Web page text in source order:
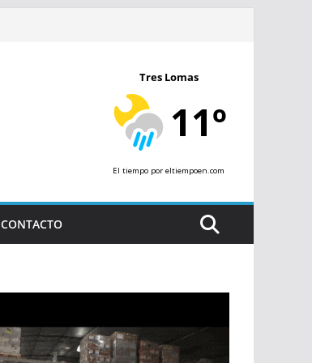
Tres Lomas
11º
El tiempo por eltiempoen.com
CONTACTO